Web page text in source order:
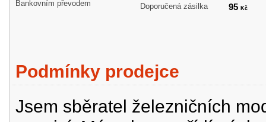
Bankovním převodem
Doporučená zásilka 95 Kč
Podmínky prodejce
Jsem sběratel železničních